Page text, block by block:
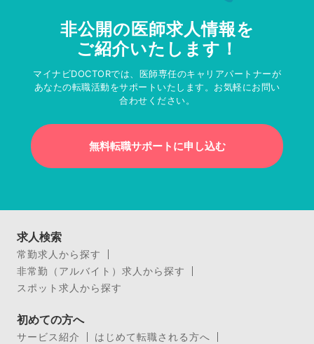
非公開の医師求人情報を
ご紹介いたします！
マイナビDOCTORでは、医師専任のキャリアパートナーが
あなたの転職活動をサポートいたします。お気軽にお問い
合わせください。
無料転職サポートに申し込む
求人検索
常勤求人から探す
非常勤（アルバイト）求人から探す
スポット求人から探す
初めての方へ
サービス紹介
はじめて転職される方へ